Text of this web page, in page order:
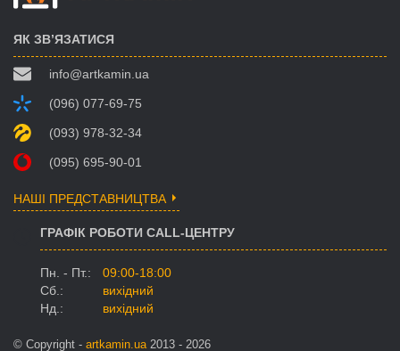
ЯК ЗВ’ЯЗАТИСЯ
info@artkamin.ua
(096) 077-69-75
(093) 978-32-34
(095) 695-90-01
НАШІ ПРЕДСТАВНИЦТВА
ГРАФІК РОБОТИ CALL-ЦЕНТРУ
Пн. - Пт.:
09:00-18:00
Сб.:
вихідний
Нд.:
вихідний
© Copyright - artkamin.ua2013 - 2026